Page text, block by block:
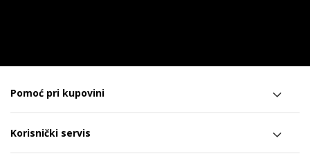
Pomoć pri kupovini
Korisnički servis